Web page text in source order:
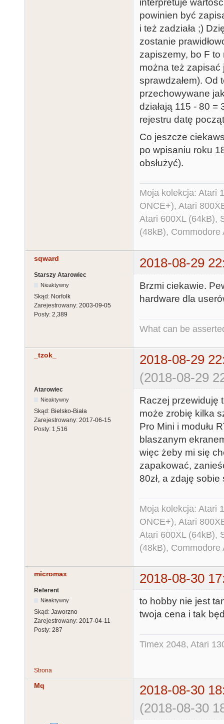
{
    Serial.begin(7812);
    Control.begin(7812);
    Control.listen();
    Wire.begin();
}
void loop()
{
  if (Control.available())
  {
    cmd = Control.read();
    if (cmd == 0x1C)
    {
      Wire.beginTransmission(DS3231_ADDRESS);
      Wire.write(DS3231_REG_TIME);
      Wire.endTransmission();
      Wire.requestFrom(DS3231_ADDRESS, 7);
      while(!Wire.available()) {};
      for (int i = 6; i >= 0; i--)
      {
        ds3231[i] = Wire.read();
      }
      date[5] = ds3231[0] + 0xA0; // YY
      date[3] = ds3231[2]; // DD
      date[1] = ds3231[5]; // mm
      date[0] = ds3231[6]; // ss
      inject = 6;
    }
    else if (cmd == 0x1B)
    {
      for (int i = 5; i >=0; i--)
      {
        while(!Control.available()) {};
        date[i] = Control.read();
      }
      ds3231[0] = date[5] - 0xA0; // YY
      ds3231[1] = date[4]; // MM
      ds3231[2] = date[3]; // DD
      ds3231[4] = date[2]; // hh
      ds3231[5] = date[1]; // mm
      Wire.beginTransmission(DS3231_ADDRESS);
      Wire.write(DS3231_REG_TIME);
      for (int i = 6; i >= 0; i--)
      {
      }
    }
  }
  if (Serial.available())
  {
interpretuje
powinien być
i też zadziała ;)
zostanie
zapiszemy, bo F to
można też zapisać
sprawdzałem). Od
przechowywane
działają 115 - 80
rejestru datę
Co jeszcze
po wpisaniu roku
obsłużyć).
Moja kolekcja: Atari
ONCE+), Atari
Atari 600XL (64kB),
(48kB),
sqward 2018-08-29
Starszy Atarowiec
Nieaktywny
Skąd: Norfolk
Zarejestrowany: 2003-09-05
Posty: 2,389
Brzmi ciekawie.
hardware dla
What can be
_tzok_
2018-08-29
(2018-08-29
Atarowiec
Nieaktywny
Skąd: Bielsko-Biała
Zarejestrowany: 2017-06-15
Posty: 1,516
Raczej przewiduję
może zrobię kilka
Pro Mini i modułu
blaszanym
więc żeby mi się
zapakować,
80zł, a zdaję
Moja kolekcja: Atari
ONCE+), Atari
Atari 600XL (64kB),
(48kB),
micromax 2018-08-30
Referent
Nieaktywny
Skąd: Jaworzno
Zarejestrowany: 2017-04-11
Posty: 287
to hobby nie jest
twoja cena i tak
Timex 2048, Atari
Strona
Mq
2018-08-30
(2018-08-30